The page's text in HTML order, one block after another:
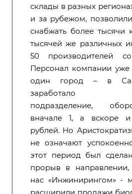
склады в разных
и за рубежом,
снабжать более тысячи
тысячей же различных
50 производителей
Персонал компании
один город – в
заработало
подразделение,
вначале 1, а вскоре
рублей. Но
не означают
этот период был
прорыв в
нас «Инжинирингом» -